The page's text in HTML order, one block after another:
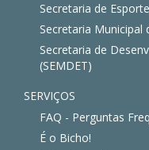
Secretaria de
Secretaria Municipal
Secretaria de
(SEMDET)
SERVIÇOS
FAQ - Perguntas
É o Bicho!